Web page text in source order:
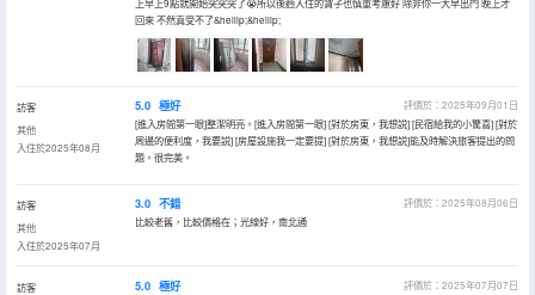
上早上9點就開始突突突了😭所以後麪入住的寶子也慎重考慮好 除非你一大早出門 晚上才
回來 不然真受不了&hellip;&hellip;
訪客
其他
入住於2025年08月
5.0 極好
評價於：2025年09月01日
[進入房間第一眼]整潔明亮。[進入房間第一眼] [對於房東，我想説] [民宿給我的小驚喜] [對於
周邊的便利度，我要説] [房屋設施我一定要提] [對於房東，我想説]能及時解決旅客提出的問
題。很完美。
訪客
其他
入住於2025年07月
3.0 不錯
評價於：2025年08月06日
比較老舊，比較價格在；光線好，南北通
訪客
5.0 極好
評價於：2025年07月07日